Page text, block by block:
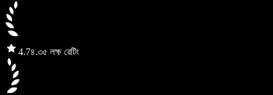
4.7৪.৩৫ লক্ষ রেটিং